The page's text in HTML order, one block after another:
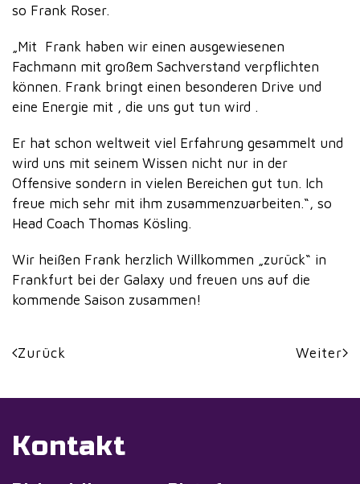
so Frank Roser.
„Mit Frank haben wir einen ausgewiesenen
Fachmann mit großem Sachverstand verpflichten
können. Frank bringt einen besonderen Drive und
eine Energie mit , die uns gut tun wird .
Er hat schon weltweit viel Erfahrung gesammelt und
wird uns mit seinem Wissen nicht nur in der
Offensive sondern in vielen Bereichen gut tun. Ich
freue mich sehr mit ihm zusammenzuarbeiten.“, so
Head Coach Thomas Kösling.
Wir heißen Frank herzlich Willkommen „zurück“ in
Frankfurt bei der Galaxy und freuen uns auf die
kommende Saison zusammen!
Zurück Weiter
Kontakt